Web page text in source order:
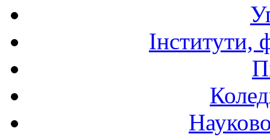
Інститути,